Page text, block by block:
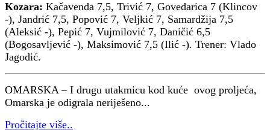
Kozara: Kačavenda 7,5, Trivić 7, Govedarica 7 (Klincov
-), Jandrić 7,5, Popović 7, Veljkić 7, Samardžija 7,5
(Aleksić -), Pepić 7, Vujmilović 7, Daničić 6,5
(Bogosavljević -), Maksimović 7,5 (Ilić -). Trener: Vlado
Jagodić.
OMARSKA – I drugu utakmicu kod kuće ovog proljeća,
Omarska je odigrala neriješeno...
Pročitajte više..